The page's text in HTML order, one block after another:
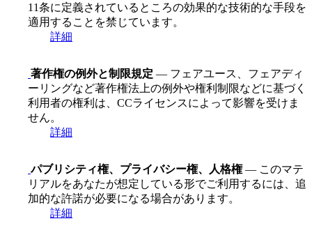
11条に定義されているところの効果的な技術的な手段を
適用することを禁じています。
詳細
著作権の例外と制限規定 — フェアユース、フェアディ
ーリングなど著作権法上の例外や権利制限などに基づく
利用者の権利は、CCライセンスによって影響を受けま
せん。
詳細
パブリシティ権、プライバシー権、人格権— このマテ
リアルをあなたが想定している形でご利用するには、追
加的な許諾が必要になる場合があります。
詳細